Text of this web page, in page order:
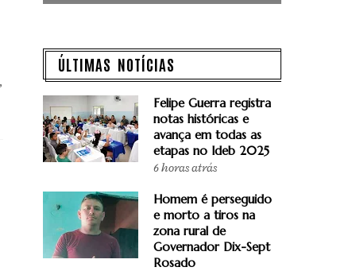
ÚLTIMAS NOTÍCIAS
Felipe Guerra registra
notas históricas e
avança em todas as
etapas no Ideb 2025
6 horas atrás
Homem é perseguido
e morto a tiros na
zona rural de
Governador Dix-Sept
Rosado